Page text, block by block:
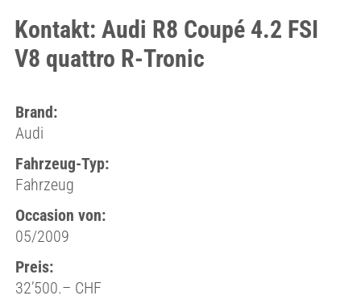
Kontakt: Audi R8 Coupé 4.2 FSI
V8 quattro R-Tronic
Brand:
Audi
Fahrzeug-Typ:
Fahrzeug
Occasion von:
05/2009
Preis:
32’500.– CHF